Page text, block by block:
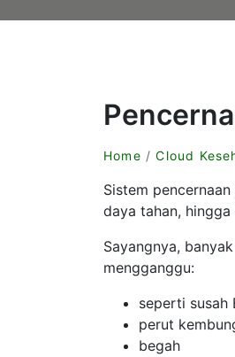
Home /Cloud
Sistem
daya tahan,
Sayangnya,
mengganggu:
seperti susah
perut
begah